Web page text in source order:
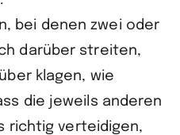
bei denen zwei oder
darüber streiten,
klagen, wie
die jeweils anderen
richtig verteidigen,